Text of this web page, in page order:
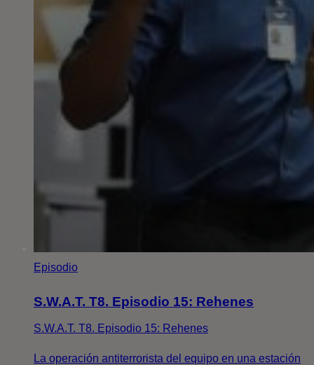
Episodio
S.W.A.T. T8. Episodio 15: Rehenes
S.W.A.T. T8. Episodio 15: Rehenes
La operación antiterrorista del equipo en una estación